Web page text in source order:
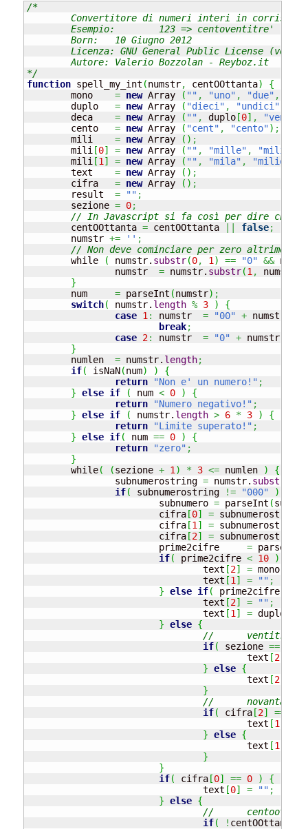
/*
	Convertitore di numeri interi in corrispettivi letterali.
	Esempio:	123 => centoventitre'
	Born:	10 Giugno 2012
	Licenza: GNU General Public License (versione 3 o successive)
	Autore: Valerio Bozzolan - Reyboz.it
*/
function spell_my_int (numstr, centOOttanta)
{
	mono
= new Array ( "" , "uno" , "due" ,
	duplo
= new Array ( "dieci" , "undici"
	deca
= new Array ( "" , duplo [0] , "venti"
	cento
= new Array ( "cent" , "cento") ;
	mili
= new Array ( ) ;
	mili
[0] = new Array ( "" , "mille" , "milione"
	mili
[1 ] = new Array ( "" , "mila" , "milioni"
	text
= new Array ( ) ;
	cifra
= new Array ( ) ;
	result
= "" ;
	sezione
= 0;
// In Javascript si fa così per dire che
	centOOttanta
= centOOttanta false;
	numstr
+= '' ;
// Non deve cominciare per zero
	while
( numstr. substr(0, 1 ) == "0" &&
		numstr
= numstr. substr(1 , numstr.
}
	num
= parseInt (numstr) ;
switch( numstr. length % 3 )
{
case 1 :
	numstr
= "00" + numstr
break;
case 2:
	numstr
= "0" + numstr
}
	numlen
= numstr. length;
if( isNaN(num) )
{
return
"Non e' un numero!" ;
} else if ( num < 0 )
{
return
"Numero negativo!" ;
} else if ( numstr. length > 6 * 3 )
{
return
"Limite superato!" ;
} else if( num == 0 )
{
return
"zero" ;
}
	while
( (sezione + 1 ) * 3 <= numlen )
{
		subnumerostring
= numstr. substr
if( subnumerostring != "000" )
			subnumero
= parseInt (
			cifra
[0] = subnumerostring.
			cifra
[1 ] = subnumerostring.
			cifra
[2] = subnumerostring.
			prime2cifre
= parseInt
if( prime2cifre < 10 )
				text
[2] = mono
				text
[1 ] = "" ;
} else if( prime2cifre
				text
[2] = "" ;
				text
[1 ] = duplo
} else {
//	ventitre
if( sezione ==
					text
[2
} else {
					text
[2
}
//
if( cifra [2] ==
					text
[1
} else {
					text
[1
}
}
if( cifra [0] == 0 )
{
				text
[0] = "" ;
} else {
//
if( ! centOOttanta